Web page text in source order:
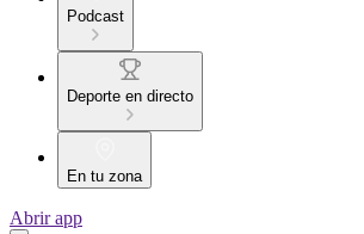
Podcast
Deporte en directo
En tu zona
Abrir app